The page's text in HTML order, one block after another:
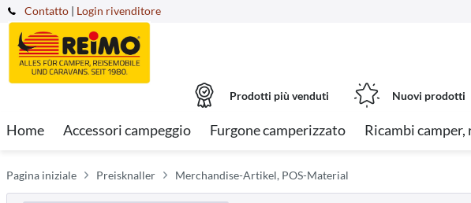
Contatto | Login rivenditore
Prodotti più venduti Nuovi prodotti
Home Accessori campeggio Furgone camperizzato Ricambi
Pagina iniziale Preisknaller Merchandise-Artikel, POS-Material